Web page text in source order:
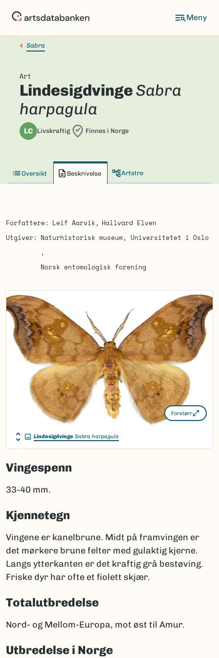
Sabra
Art
Lindesigdvinge Sabra
harpagula
LC Livskraftig Finnes i Norge
Oversikt Beskrivelse Artstre
Forfattere Leif Aarvik
Hallvard Elven
Utgiver
Naturhistorisk museum, Universitetet i Oslo
Norsk entomologisk forening
Forstørr
Lindesigdvinge Sabra harpagula
Vingespenn
33-40 mm.
Kjennetegn
Vingene er kanelbrune. Midt på framvingen er
det mørkere brune felter med gulaktig kjerne.
Langs ytterkanten er det kraftig grå bestøving.
Friske dyr har ofte et fiolett skjær.
Totalutbredelse
Nord- og Mellom-Europa, mot øst til Amur.
Utbredelse i Norge